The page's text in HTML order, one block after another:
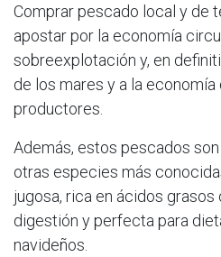
Comprar pescado local y de
apostar por la economía
sobreexplotación y, en
de los mares y a la
productores.​
Además, estos pescados
otras especies más
jugosa, rica en ácidos grasos
digestión y perfecta para
navideños.